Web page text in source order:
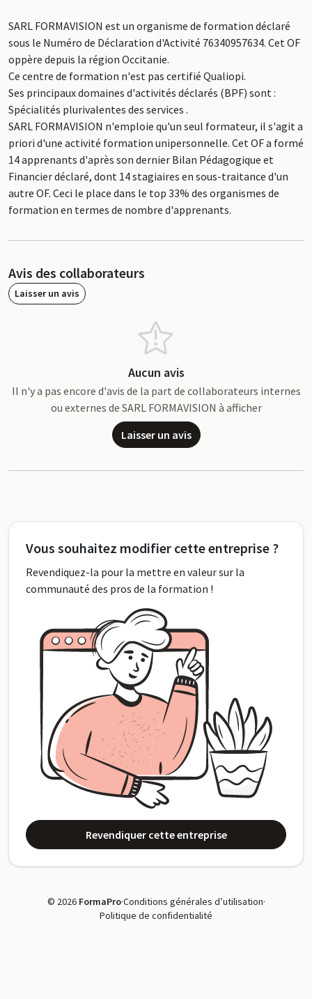
SARL FORMAVISION est un organisme de formation déclaré
sous le Numéro de Déclaration d'Activité 76340957634. Cet OF
oppère depuis la région Occitanie.
Ce centre de formation n'est pas certifié Qualiopi.
Ses principaux domaines d'activités déclarés (BPF) sont :
Spécialités plurivalentes des services .
SARL FORMAVISION n'emploie qu'un seul formateur, il s'agit a
priori d'une activité formation unipersonnelle. Cet OF a formé
14 apprenants d'après son dernier Bilan Pédagogique et
Financier déclaré, dont 14 stagiaires en sous-traitance d'un
autre OF. Ceci le place dans le top 33% des organismes de
formation en termes de nombre d'apprenants.
Avis des collaborateurs
Laisser un avis
Aucun avis
Il n'y a pas encore d'avis de la part de collaborateurs internes
ou externes de SARL FORMAVISION à afficher
Laisser un avis
Vous souhaitez modifier cette entreprise ?
Revendiquez-la pour la mettre en valeur sur la
communauté des pros de la formation !
Revendiquer cette entreprise
© 2026 FormaPro·Conditions générales d’utilisation·
Politique de confidentialité